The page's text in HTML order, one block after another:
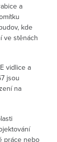
a
kde
ve stěnách
vidlice a
jsou
na
práce nebo